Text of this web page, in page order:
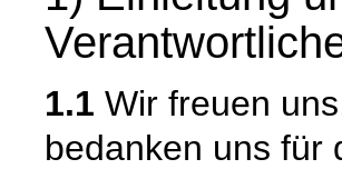
1.1 Wir freuen
bedanken uns für